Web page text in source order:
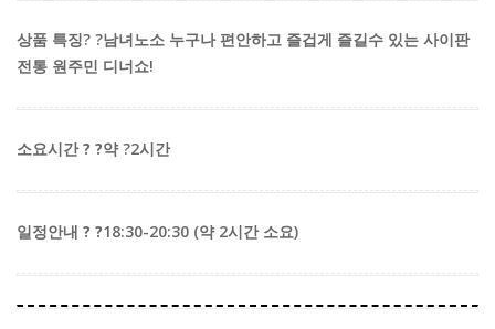
상품 특징? ?남녀노소 누구나 편안하고 즐겁게 즐길수 있는 사이판
전통 원주민 디너쇼!
소요시간 ? ?약 ?2시간
일정안내 ? ?18:30-20:30 (약 2시간 소요)